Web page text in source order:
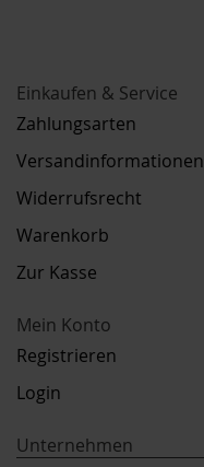
Einkaufen & Service
Zahlungsarten
Versandinformationen
Widerrufsrecht
Warenkorb
Zur Kasse
Mein Konto
Registrieren
Login
Unternehmen